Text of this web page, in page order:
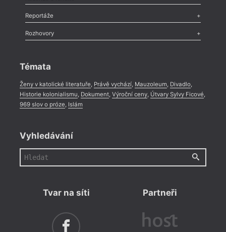
Recenze
Méně slov o próze,Celá rubrika
Reportáže
Literární zítřky
Celá rubrika
Rozhovory
Témata
Ženy v katolické literatuře, Právě vychází, Mauzoleum, Divadlo,
Historie kolonialismu, Dokument, Výroční ceny, Útvary Sylvy Ficové,
969 slov o próze, Islám
Vyhledávání
Tvar na síti Partneři